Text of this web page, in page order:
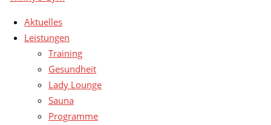
Aktuelles
Leistungen
Training
Gesundheit
Lady Lounge
Sauna
Programme